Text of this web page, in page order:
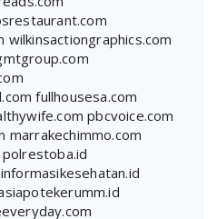
wilkinsactiongraphics.com
fullhousesa.com
pbcvoice.com
marrakechimmo.com
polrestoba.id
informasikesehatan.id